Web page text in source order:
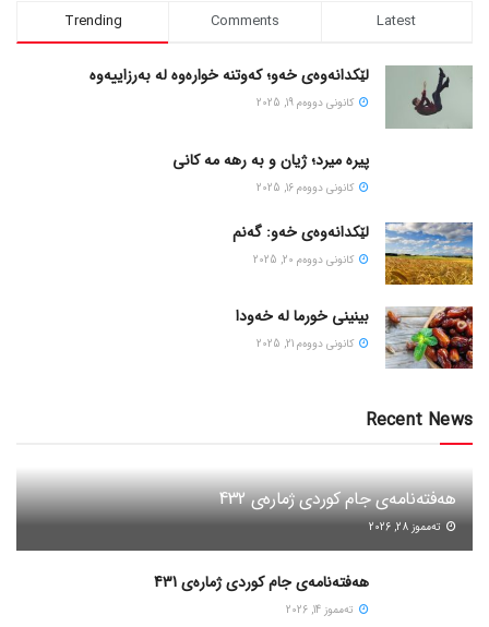
Trending Comments Latest
لێکدانەوەی خەو؛ کەوتنە خوارەوە لە بەرزاییەوە
كانونی دووه‌م 19, 2025
پیره میرد؛ ژیان و به رهه مه کانی
كانونی دووه‌م 16, 2025
لێکدانەوەی خەو: گەنم
كانونی دووه‌م 20, 2025
بینینی خورما لە خەودا
كانونی دووه‌م 21, 2025
Recent News
هەفتەنامەی جام کوردی ژمارەی 432
ته‌مموز 28, 2026
هەفتەنامەی جام کوردی ژمارەی 431
ته‌مموز 14, 2026